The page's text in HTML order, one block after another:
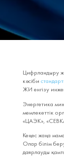
Цифрландыру
кәсіби
ЖИ енгізу
Энергетика
мемлекеттік
«ЦАЭК»,
Кеңес жаңа
Олар білім
даярлауды